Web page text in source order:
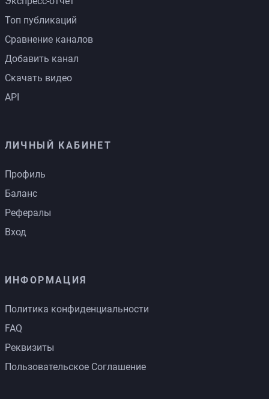
Топ публикаций
Сравнение каналов
Добавить канал
Скачать видео
API
ЛИЧНЫЙ КАБИНЕТ
Профиль
Баланс
Рефералы
Вход
ИНФОРМАЦИЯ
Политика конфиденциальности
FAQ
Реквизиты
Пользовательское Соглашение